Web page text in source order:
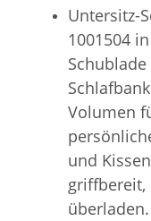
Untersitz-
1001504
Volumen
und
griffbereit,
überladen.